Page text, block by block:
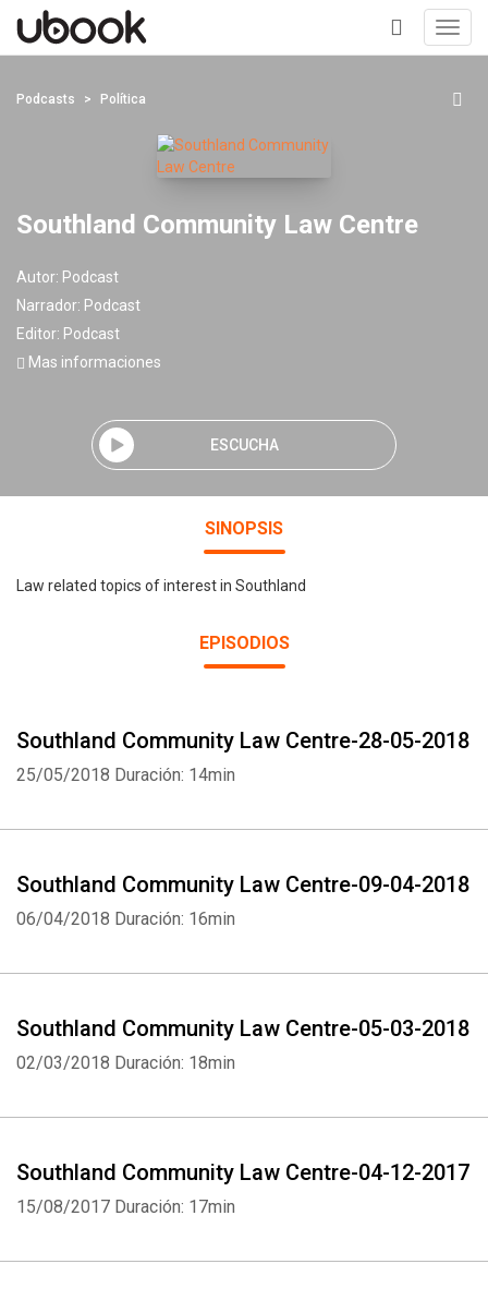
+
Podcasts Política
Southland Community Law Centre
Autor: Podcast
Narrador: Podcast
Editor: Podcast
Mas informaciones
ESCUCHA
SINOPSIS
Law related topics of interest in Southland
EPISODIOS
Southland Community Law Centre-28-05-2018
25/05/2018 Duración: 14min
Southland Community Law Centre-09-04-2018
06/04/2018 Duración: 16min
Southland Community Law Centre-05-03-2018
02/03/2018 Duración: 18min
Southland Community Law Centre-04-12-2017
15/08/2017 Duración: 17min